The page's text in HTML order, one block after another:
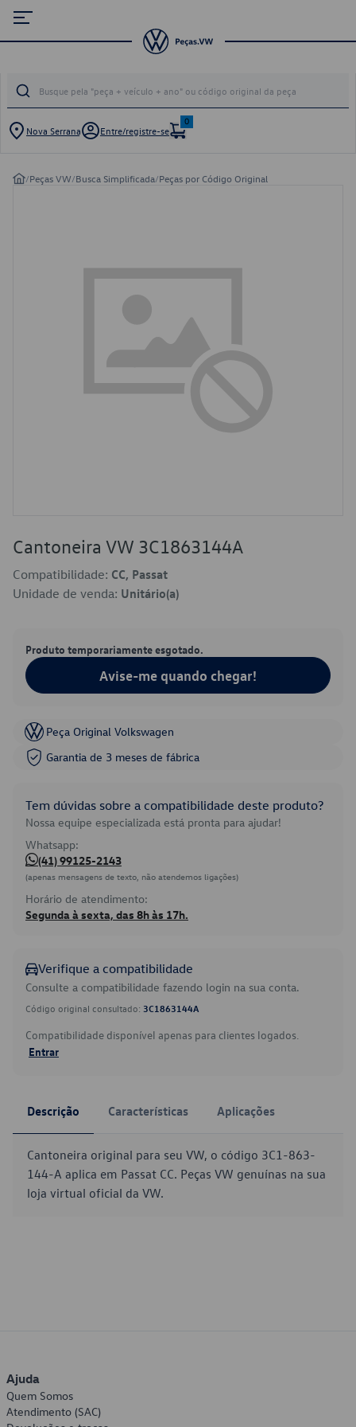
Nova Serrana Entre/registre-se
0
/Peças VW/Busca Simplificada/Peças por Código Original
Cantoneira VW 3C1863144A
Compatibilidade: CC, Passat
Unidade de venda: Unitário(a)
Produto temporariamente esgotado.
Avise-me quando chegar!
Peça Original Volkswagen
Garantia de 3 meses de fábrica
Tem dúvidas sobre a compatibilidade deste produto?
Nossa equipe especializada está pronta para ajudar!
Whatsapp:
(41) 99125-2143
(apenas mensagens de texto, não atendemos ligações)
Horário de atendimento:
Segunda à sexta, das 8h às 17h.
Verifique a compatibilidade
Consulte a compatibilidade fazendo login na sua conta.
Código original consultado: 3C1863144A
Compatibilidade disponível apenas para clientes logados.
Entrar
Descrição Características Aplicações
Cantoneira original para seu VW, o código 3C1-863-
144-A aplica em Passat CC. Peças VW genuínas na sua
loja virtual oficial da VW.
Ajuda
Quem Somos
Atendimento (SAC)